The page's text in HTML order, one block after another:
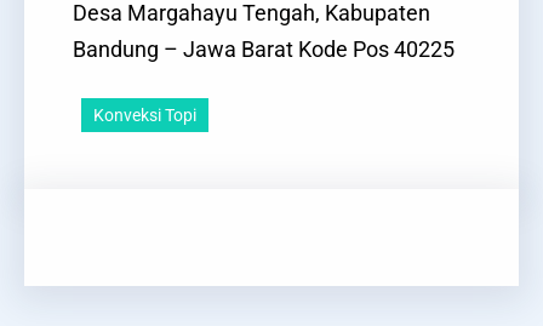
Desa Margahayu Tengah, Kabupaten
Bandung – Jawa Barat Kode Pos 40225
Konveksi Topi